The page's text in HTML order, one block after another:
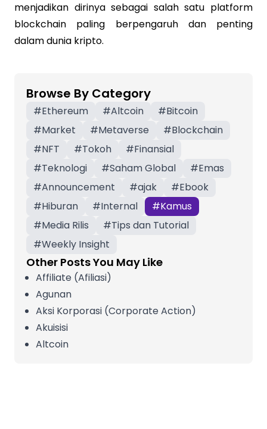
menjadikan dirinya sebagai salah satu platform
blockchain paling berpengaruh dan penting
dalam dunia kripto.
Browse By Category
#Ethereum #Altcoin #Bitcoin
#Market #Metaverse #Blockchain
#NFT #Tokoh #Finansial
#Teknologi #Saham Global #Emas
#Announcement #ajak #Ebook
#Hiburan #Internal #Kamus
#Media Rilis #Tips dan Tutorial
#Weekly Insight
Other Posts You May Like
Affiliate (Afiliasi)
Agunan
Aksi Korporasi (Corporate Action)
Akuisisi
Altcoin